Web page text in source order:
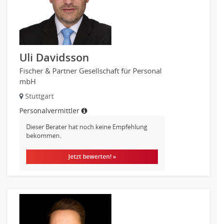
Uli Davidsson
Fischer & Partner Gesellschaft für Personal
mbH
Stuttgart
Personalvermittler
Dieser Berater hat noch keine Empfehlung
bekommen.
Jetzt bewerten! »